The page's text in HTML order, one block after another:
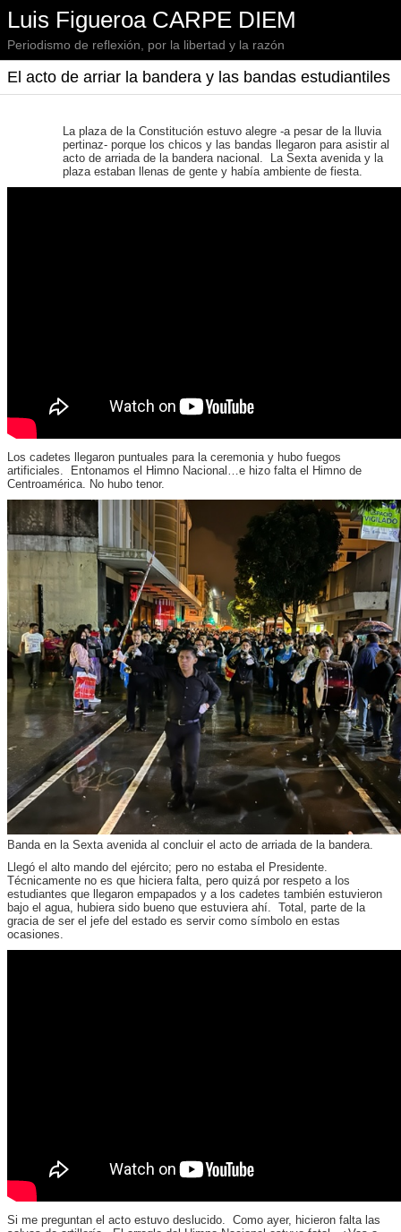
Luis Figueroa CARPE DIEM
Periodismo de reflexión, por la libertad y la razón
El acto de arriar la bandera y las bandas estudiantiles
La plaza de la Constitución estuvo alegre -a pesar de la lluvia
pertinaz- porque los chicos y las bandas llegaron para asistir al
acto de arriada de la bandera nacional. La Sexta avenida y la
plaza estaban llenas de gente y había ambiente de fiesta.
Los cadetes llegaron puntuales para la ceremonia y hubo fuegos
artificiales. Entonamos el Himno Nacional…e hizo falta el Himno de
Centroamérica. No hubo tenor.
Banda en la Sexta avenida al concluir el acto de arriada de la bandera.
Llegó el alto mando del ejército; pero no estaba el Presidente.
Técnicamente no es que hiciera falta, pero quizá por respeto a los
estudiantes que llegaron empapados y a los cadetes también estuvieron
bajo el agua, hubiera sido bueno que estuviera ahí. Total, parte de la
gracia de ser el jefe del estado es servir como símbolo en estas
ocasiones.
Si me preguntan el acto estuvo deslucido. Como ayer, hicieron falta las